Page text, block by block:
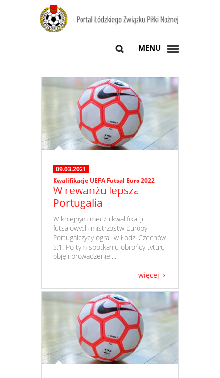
MENU
09.03.2021
Kwalifikacje UEFA Futsal Euro 2022
W rewanżu lepsza
Portugalia
​ W kolejnym meczu kwalifikacji
futsalowych mistrzostw Europy
Portugalczycy ograli w Łodzi Czechów
5:1. Po tym spotkaniu obrońcy tytułu
objęli prowadzenie ...
więcej